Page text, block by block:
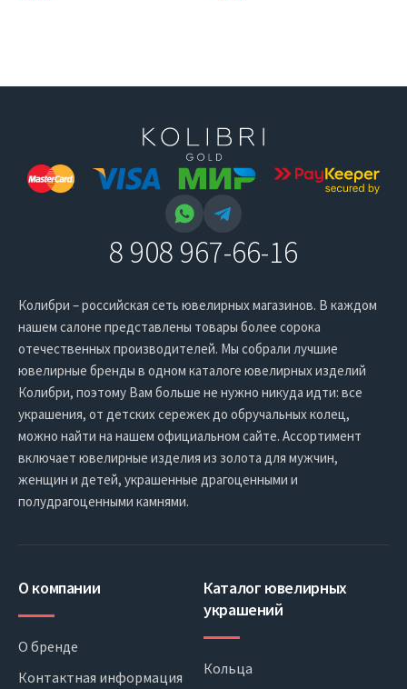
8 908 967-66-16
Колибри – российская сеть ювелирных магазинов. В каждом
нашем салоне представлены товары более сорока
отечественных производителей. Мы собрали лучшие
ювелирные бренды в одном каталоге ювелирных изделий
Колибри, поэтому Вам больше не нужно никуда идти: все
украшения, от детских сережек до обручальных колец,
можно найти на нашем официальном сайте. Ассортимент
включает ювелирные изделия из золота для мужчин,
женщин и детей, украшенные драгоценными и
полудрагоценными камнями.
О компании
О бренде
Контактная информация
Каталог ювелирных
украшений
Кольца